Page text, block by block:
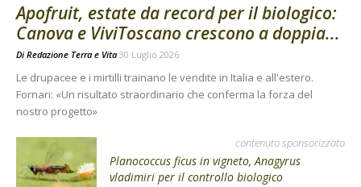
Apofruit, estate da record per il biologico:
Canova e ViviToscano crescono a doppia...
Di Redazione Terra e Vita 30 Luglio 2026
Le drupacee e i mirtilli trainano le vendite in Italia e all'estero.
Fornari: «Un risultato straordinario che conferma la forza del
nostro progetto»
contenuto sponsorizzato
Planococcus ficus in vigneto, Anagyrus
vladimiri per il controllo biologico